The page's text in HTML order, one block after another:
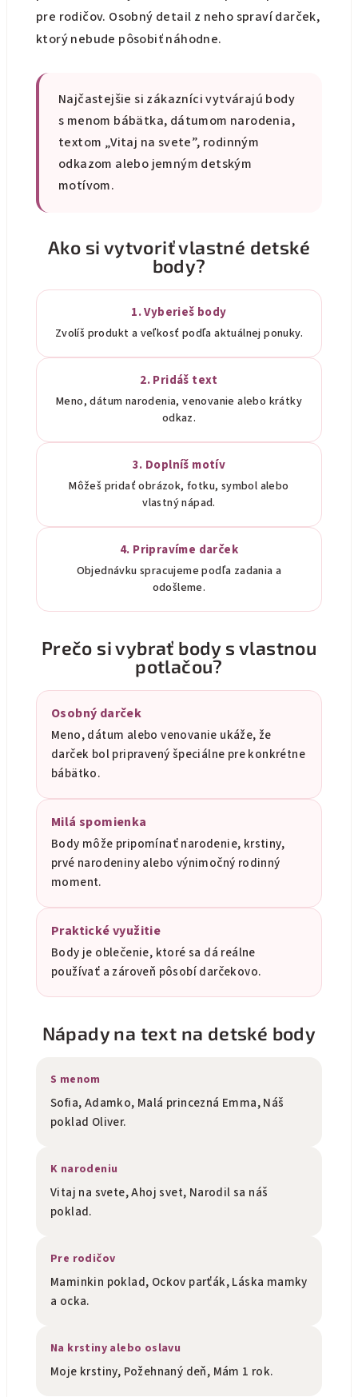
pre rodičov. Osobný detail z neho spraví darček,
ktorý nebude pôsobiť náhodne.
Najčastejšie si zákazníci vytvárajú body
s menom bábätka, dátumom narodenia,
textom „Vitaj na svete”, rodinným
odkazom alebo jemným detským
motívom.
Ako si vytvoriť vlastné detské
body?
1. Vyberieš body
Zvolíš produkt a veľkosť podľa aktuálnej ponuky.
2. Pridáš text
Meno, dátum narodenia, venovanie alebo krátky
odkaz.
3. Doplníš motív
Môžeš pridať obrázok, fotku, symbol alebo
vlastný nápad.
4. Pripravíme darček
Objednávku spracujeme podľa zadania a
odošleme.
Prečo si vybrať body s vlastnou
potlačou?
Osobný darček
Meno, dátum alebo venovanie ukáže, že
darček bol pripravený špeciálne pre konkrétne
bábätko.
Milá spomienka
Body môže pripomínať narodenie, krstiny,
prvé narodeniny alebo výnimočný rodinný
moment.
Praktické využitie
Body je oblečenie, ktoré sa dá reálne
používať a zároveň pôsobí darčekovo.
Nápady na text na detské body
S menom
Sofia, Adamko, Malá princezná Emma, Náš
poklad Oliver.
K narodeniu
Vitaj na svete, Ahoj svet, Narodil sa náš
poklad.
Pre rodičov
Maminkin poklad, Ockov parťák, Láska mamky
a ocka.
Na krstiny alebo oslavu
Moje krstiny, Požehnaný deň, Mám 1 rok.